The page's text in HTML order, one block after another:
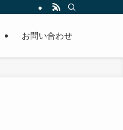
とめています。
お問い合わせ